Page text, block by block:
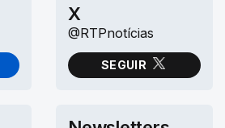
X
@RTPnotícias
SEGUIR
NO X (TWITTER)